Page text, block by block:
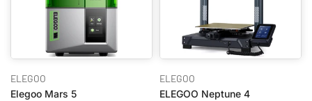
ELEGOO
Elegoo Mars 5
ELEGOO
ELEGOO Neptune 4